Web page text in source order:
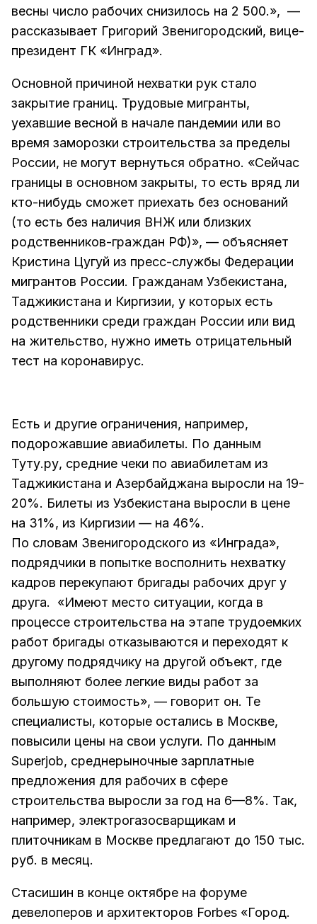
весны число рабочих снизилось на 2 500.», —
рассказывает Григорий Звенигородский, вице-
президент ГК «Инград».
Основной причиной нехватки рук стало
закрытие границ. Трудовые мигранты,
уехавшие весной в начале пандемии или во
время заморозки строительства за пределы
России, не могут вернуться обратно. «Сейчас
границы в основном закрыты, то есть вряд ли
кто-нибудь сможет приехать без оснований
(то есть без наличия ВНЖ или близких
родственников-граждан РФ)», — объясняет
Кристина Цугуй из пресс-службы Федерации
мигрантов России. Гражданам Узбекистана,
Таджикистана и Киргизии, у которых есть
родственники среди граждан России или вид
на жительство, нужно иметь отрицательный
тест на коронавирус.
Есть и другие ограничения, например,
подорожавшие авиабилеты. По данным
Туту.ру, средние чеки по авиабилетам из
Таджикистана и Азербайджана выросли на 19-
20%. Билеты из Узбекистана выросли в цене
на 31%, из Киргизии — на 46%.
По словам Звенигородского из «Инграда»,
подрядчики в попытке восполнить нехватку
кадров перекупают бригады рабочих друг у
друга. «Имеют место ситуации, когда в
процессе строительства на этапе трудоемких
работ бригады отказываются и переходят к
другому подрядчику на другой объект, где
выполняют более легкие виды работ за
большую стоимость», — говорит он. Те
специалисты, которые остались в Москве,
повысили цены на свои услуги. По данным
Superjob, среднерыночные зарплатные
предложения для рабочих в сфере
строительства выросли за год на 6—8%. Так,
например, электрогазосварщикам и
плиточникам в Москве предлагают до 150 тыс.
руб. в месяц.
Стасишин в конце октябре на форуме
девелоперов и архитекторов Forbes «Город.